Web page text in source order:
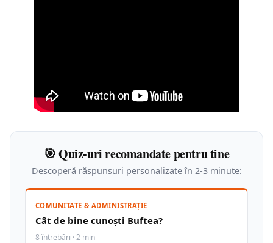
🎯 Quiz-uri recomandate pentru tine
Descoperă răspunsuri personalizate în 2-3 minute:
COMUNITATE & ADMINISTRAȚIE
Cât de bine cunoști Buftea?
8 întrebări · 2 min